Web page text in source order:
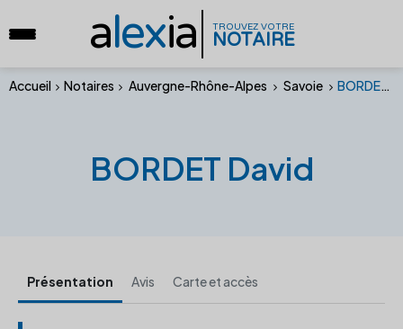
alexia TROUVEZ VOTRE
NOTAIRE
Accueil Notaires Auvergne-Rhône-Alpes Savoie BORDET David
BORDET David
Présentation Avis Carte et accès